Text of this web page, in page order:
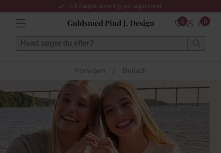
1-3 dages levering på lagervarer
0 0
Forsiden / Belladi